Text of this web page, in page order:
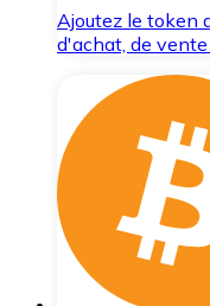
Ajoutez le token
d'achat, de